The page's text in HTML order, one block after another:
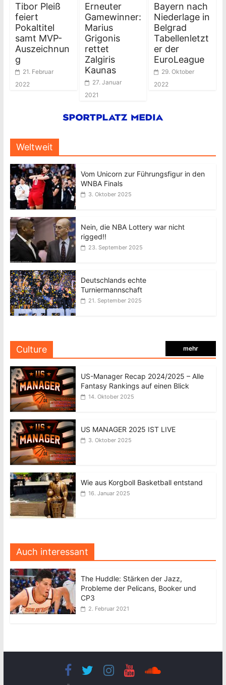
Tibor Pleiß
feiert
Pokaltitel
samt MVP-
Auszeichnun
g
21. Februar
2022
Erneuter
Gamewinner:
Marius
Grigonis
rettet
Zalgiris
Kaunas
27. Januar
2021
Bayern nach
Niederlage in
Belgrad
Tabellenletzt
er der
EuroLeague
29. Oktober
2022
Weltweit
Vom Unicorn zur Führungsfigur in den
WNBA Finals
3. Oktober 2025
Nein, die NBA Lottery war nicht
rigged!!
23. September 2025
Deutschlands echte
Turniermannschaft
21. September 2025
Culture mehr
US-Manager Recap 2024/2025 – Alle
Fantasy Rankings auf einen Blick
14. Oktober 2025
US MANAGER 2025 IST LIVE
3. Oktober 2025
Wie aus Korgboll Basketball entstand
16. Januar 2025
Auch interessant
The Huddle: Stärken der Jazz,
Probleme der Pelicans, Booker und
CP3
2. Februar 2021